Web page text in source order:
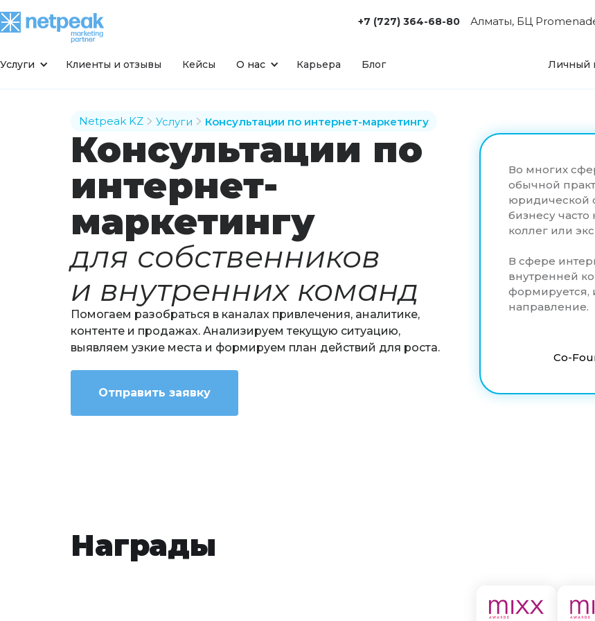
+7 (727) 364-68-80 Алматы, БЦ
Услуги Клиенты и отзывы Кейсы О нас Карьера Блог Личный
Netpeak KZ Услуги Консультации по интернет-маркетингу
Консультации по
интернет-
маркетингу
для собственников
и внутренних команд
Помогаем разобраться в каналах привлечения, аналитике,
контенте и продажах. Анализируем текущую ситуацию,
выявляем узкие места и формируем план действий для роста.
Отправить заявку
Во многих
обычной
юридической
бизнесу
коллег или
В сфере
внутренней
формируется,
направление.
Co-
Награды